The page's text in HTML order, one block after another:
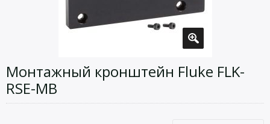
Монтажный кронштейн Fluke FLK-
RSE-MB